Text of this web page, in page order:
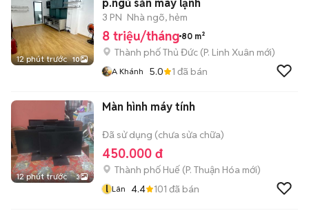
12 phút trước 10
p.ngủ sẵn máy lạnh
3 PN Nhà ngõ, hẻm
8 triệu/tháng 80 m²
Thành phố Thủ Đức (P. Linh Xuân mới)
A Khánh 5.0 1 đã bán
12 phút trước 3
Màn hình máy tính
Đã sử dụng (chưa sửa chữa)
450.000 đ
Thành phố Huế (P. Thuận Hóa mới)
l Lân 4.4 101 đã bán